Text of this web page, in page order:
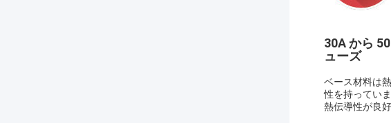
30A から
ューズ
ベース材料は
性を持ってい
熱伝導性が良